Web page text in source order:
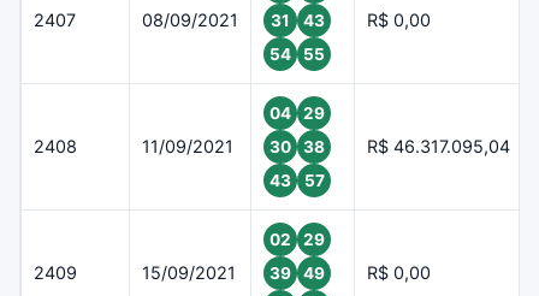
2407 08/09/2021
31
43
54
55
R$ 0,00
2408 11/09/2021
04
29
30
38
43
57
R$ 46.317.095,04
2409 15/09/2021
02
29
39
49
R$ 0,00